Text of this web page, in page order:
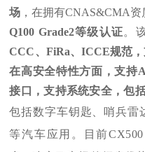
场 ，在拥有CNAS&CMA
Q100 Grade2等级认证。
CCC、FiRa、ICCE规范
在高安全特性方面，支持
接口，支持系统安全，包
包括数字车钥匙、哨兵雷
等汽车应用。目前